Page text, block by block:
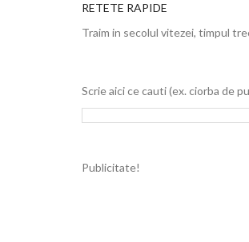
RETETE RAPIDE
Traim in secolul vitezei, timpul
Scrie aici ce cauti (ex. ciorba de
Publicitate!